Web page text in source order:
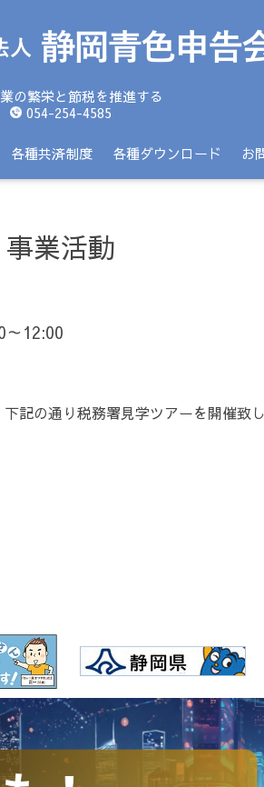
の繁栄と節税を推進する
054-254-4585
各種共済制度 各種ダウンロード お
事業活動
12:00
記の通り税務署見学ツアーを開催致